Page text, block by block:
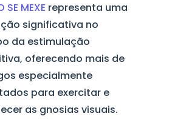
SE MEXE representa uma
significativa no
da estimulação
oferecendo mais de
especialmente
para exercitar e
as gnosias visuais.